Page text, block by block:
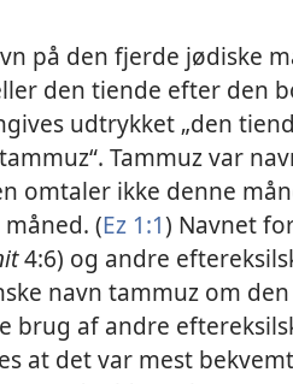
på den fjerde jødiske
den tiende efter den
udtrykket „den
Tammuz var
omtaler ikke denne
(Ez 1:1) Navnet
4:6) og andre
navn tammuz om
brug af andre
at det var mest